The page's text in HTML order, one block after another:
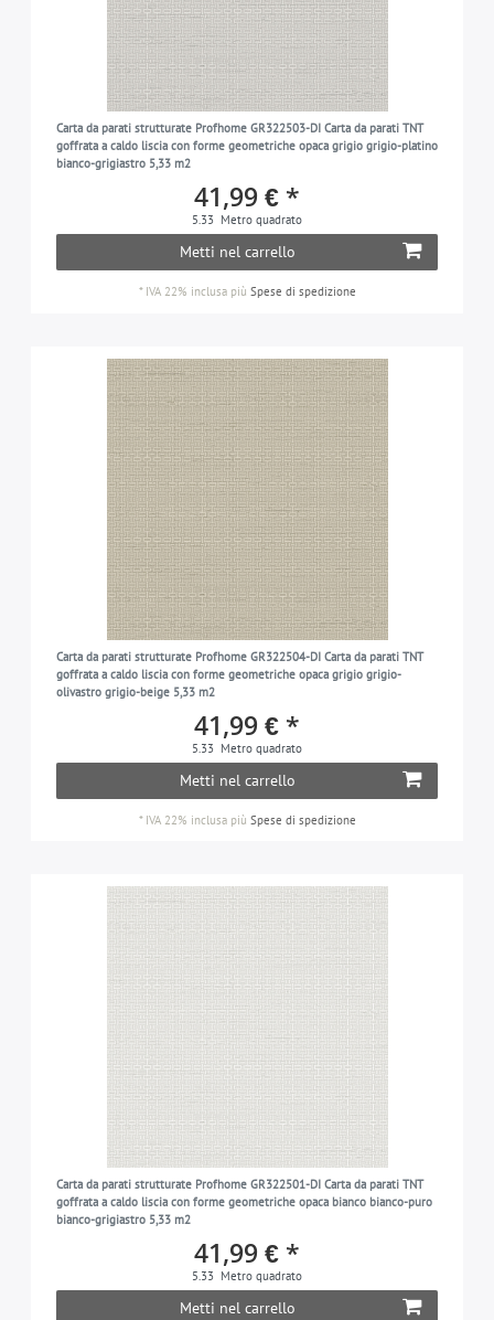
Carta da parati strutturate Profhome GR322503-DI Carta da parati TNT
goffrata a caldo liscia con forme geometriche opaca grigio grigio-platino
bianco-grigiastro 5,33 m2
41,99 € *
5.33 Metro quadrato
Metti nel carrello
* IVA 22% inclusapiù Spese di spedizione
Carta da parati strutturate Profhome GR322504-DI Carta da parati TNT
goffrata a caldo liscia con forme geometriche opaca grigio grigio-
olivastro grigio-beige 5,33 m2
41,99 € *
5.33 Metro quadrato
Metti nel carrello
* IVA 22% inclusapiù Spese di spedizione
Carta da parati strutturate Profhome GR322501-DI Carta da parati TNT
goffrata a caldo liscia con forme geometriche opaca bianco bianco-puro
bianco-grigiastro 5,33 m2
41,99 € *
5.33 Metro quadrato
Metti nel carrello